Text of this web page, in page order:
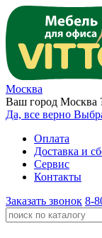
Москва
Ваш город Москва
Да, все верно
Оплата
Доставка и
Сервис
Контакты
Заказать звонок 8-